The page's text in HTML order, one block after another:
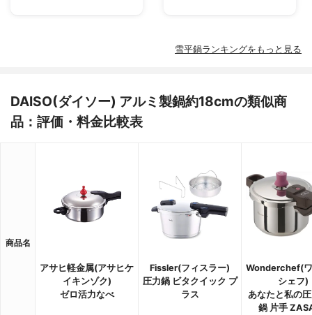
雪平鍋ランキングをもっと見る
DAISO(ダイソー) アルミ製鍋約18cmの類似商
品：評価・料金比較表
商品名
アサヒ軽金属(アサヒケ
イキンゾク)
ゼロ活力なべ
Fissler(フィスラー)
圧力鍋 ビタクイック プ
ラス
Wonderchef(
シェフ)
あなたと私の
鍋 片手